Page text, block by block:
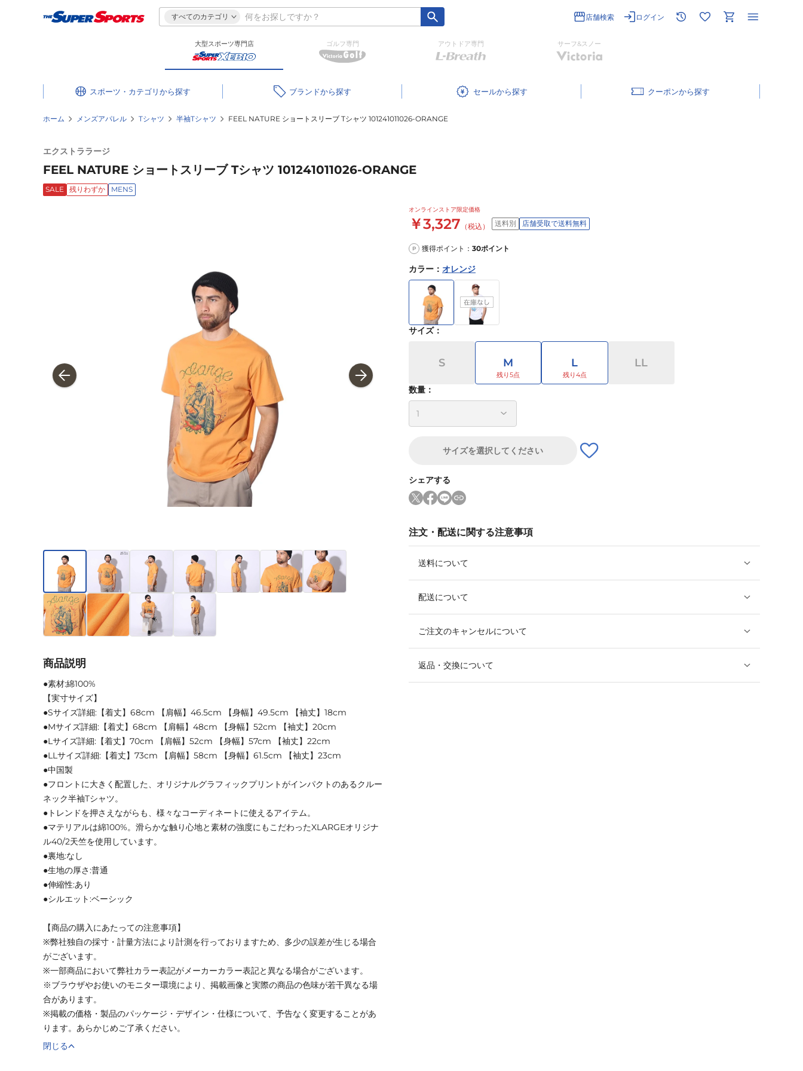
すべてのカテゴリ 店舗検索 ログイン
大型スポーツ専門店 ゴルフ専門 アウトドア専門 サーフ&スノー
スポーツ・カテゴリ ブランド セール クーポン
ホーム メンズアパレル Tシャツ 半袖Tシャツ FEEL NATURE ショートスリーブ Tシャツ 101241011026-ORANGE
エクストララージ
FEEL NATURE ショートスリーブ Tシャツ 101241011026-ORANGE
SALE 残りわずか MENS
オンラインストア限定価格
￥3,327 （税込） 送料別 店舗受取で送料無料
P 獲得ポイント： 30ポイント
カラー ： オレンジ
サイズ：
S M L LL
数量：
サイズを選択してください
シェアする
注文・配送に関する注意事項
送料について
配送について
ご注文のキャンセルについて
返品・交換について
商品説明
●素材:綿100%
【実寸サイズ】
●Sサイズ詳細:【着丈】68cm 【肩幅】46.5cm 【身幅】49.5cm 【袖丈】18cm
●Mサイズ詳細:【着丈】68cm 【肩幅】48cm 【身幅】52cm 【袖丈】20cm
●Lサイズ詳細:【着丈】70cm 【肩幅】52cm 【身幅】57cm 【袖丈】22cm
●LLサイズ詳細:【着丈】73cm 【肩幅】58cm 【身幅】61.5cm 【袖丈】23cm
●中国製
●フロントに大きく配置した、オリジナルグラフィックプリントがインパクトのあるクルー
ネック半袖Tシャツ。
●トレンドを押さえながらも、様々なコーディネートに使えるアイテム。
●マテリアルは綿100%。滑らかな触り心地と素材の強度にもこだわったXLARGEオリジナ
ル40/2天竺を使用しています。
●裏地:なし
●生地の厚さ:普通
●伸縮性:あり
●シルエット:ベーシック
【商品の購入にあたっての注意事項】
※弊社独自の採寸・計量方法により計測を行っておりますため、多少の誤差が生じる場合
がございます。
※一部商品において弊社カラー表記がメーカーカラー表記と異なる場合がございます。
※ブラウザやお使いのモニター環境により、掲載画像と実際の商品の色味が若干異なる場
合があります。
※掲載の価格・製品のパッケージ・デザイン・仕様について、予告なく変更することがあ
ります。あらかじめご了承ください。
閉じる